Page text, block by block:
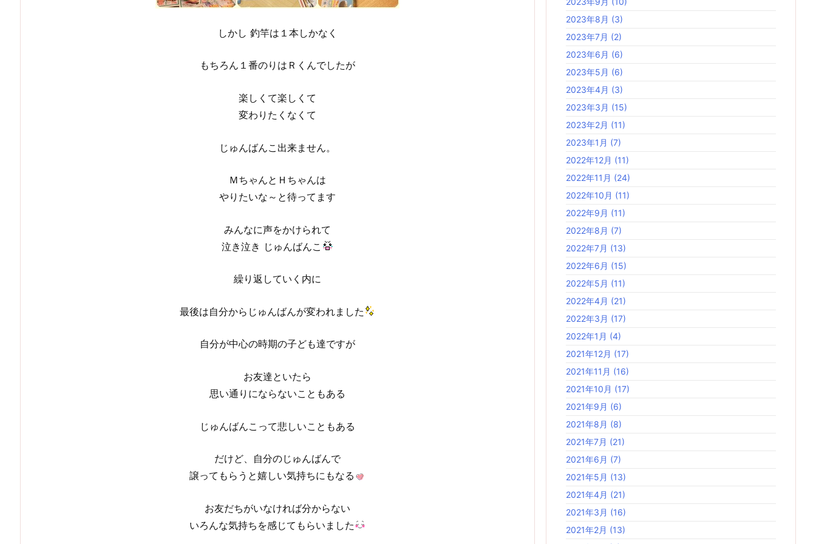
しかし 釣竿は１本しかなく
もちろん１番のりはＲくんでしたが
楽しくて楽しくて
変わりたくなくて
じゅんばんこ出来ません。
ＭちゃんとＨちゃんは
やりたいな～と待ってます
みんなに声をかけられて
泣き泣き じゅんばんこ
繰り返していく内に
最後は自分からじゅんばんが変われました
自分が中心の時期の子ども達ですが
お友達といたら
思い通りにならないこともある
じゅんばんこって悲しいこともある
だけど、自分のじゅんばんで
譲ってもらうと嬉しい気持ちにもなる
お友だちがいなければ分からない
いろんな気持ちを感じてもらいました
2023年8月 (3)
2023年7月 (2)
2023年6月 (6)
2023年5月 (6)
2023年4月 (3)
2023年3月 (15)
2023年2月 (11)
2023年1月 (7)
2022年12月 (11)
2022年11月 (24)
2022年10月 (11)
2022年9月 (11)
2022年8月 (7)
2022年7月 (13)
2022年6月 (15)
2022年5月 (11)
2022年4月 (21)
2022年3月 (17)
2022年1月 (4)
2021年12月 (17)
2021年11月 (16)
2021年10月 (17)
2021年9月 (6)
2021年8月 (8)
2021年7月 (21)
2021年6月 (7)
2021年5月 (13)
2021年4月 (21)
2021年3月 (16)
2021年2月 (13)